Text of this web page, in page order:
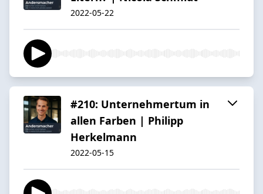
2022-05-22
#210: Unternehmertum in
allen Farben | Philipp
Herkelmann
2022-05-15